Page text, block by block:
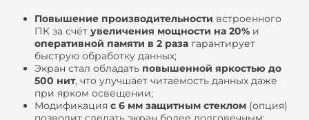
Повышение производительности встроенного
ПК за счёт увеличения мощности на 20% и
оперативной памяти в 2 раза гарантирует
быструю обработку данных;
Экран стал обладать повышенной яркостью до
500 нит, что улучшает читаемость данных даже
при ярком освещении;
Модификация с 6 мм защитным стеклом (опция)